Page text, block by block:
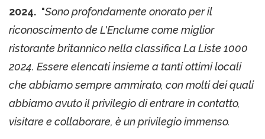
2024. "Sono profondamente onorato per il
riconoscimento de L'Enclume come miglior
ristorante britannico nella classifica La Liste 1000
2024. Essere elencati insieme a tanti ottimi locali
che abbiamo sempre ammirato, con molti dei quali
abbiamo avuto il privilegio di entrare in contatto,
visitare e collaborare, è un privilegio immenso.